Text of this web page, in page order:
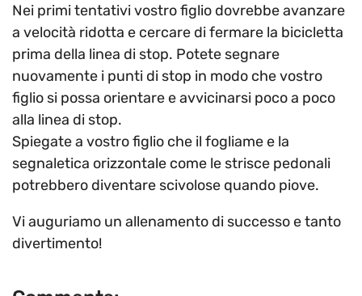
Nei primi tentativi vostro figlio dovrebbe avanzare
a velocità ridotta e cercare di fermare la bicicletta
prima della linea di stop. Potete segnare
nuovamente i punti di stop in modo che vostro
figlio si possa orientare e avvicinarsi poco a poco
alla linea di stop.
Spiegate a vostro figlio che il fogliame e la
segnaletica orizzontale come le strisce pedonali
potrebbero diventare scivolose quando piove.
Vi auguriamo un allenamento di successo e tanto
divertimento!